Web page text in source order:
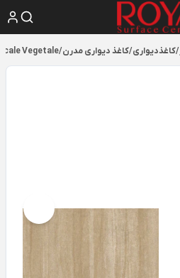
/کاغذدیواری/کاغذ دیواری مدرن/
Vegetale